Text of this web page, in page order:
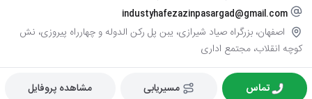
industyhafezazinpasargad@gmail.com
اصفهان، بزرگراه صیاد شیرازی، یبن پل رکن الدوله و چهارراه پیروزی، نش
کوچه انقلاب، مجتمع اداری
تماس مسیریابی مشاهده پروفایل